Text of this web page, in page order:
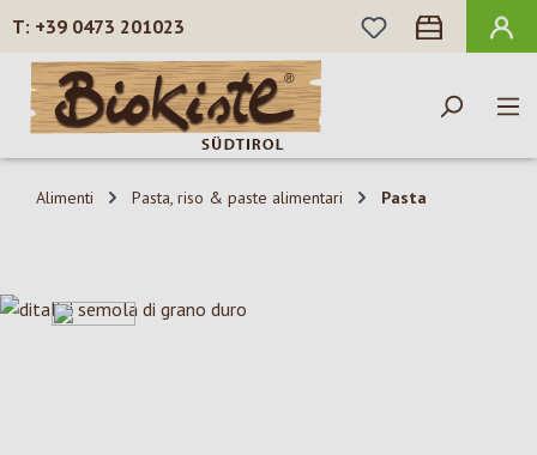
Passa al contenuto principale
+39 0473 201023
HAI 0 ARTICOLI
Alimenti Pasta, riso & paste alimentari Pasta
Salta la galleria di immagini